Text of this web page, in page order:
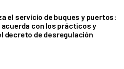
el servicio de buques y puertos:
acuerda con los prácticos y
decreto de desregulación